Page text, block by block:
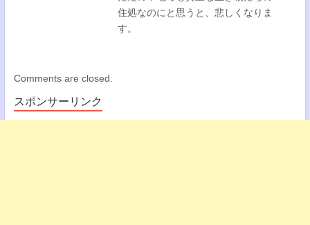
住処なのにと思うと、悲しくなりま
す。
Comments are closed.
スポンサーリンク